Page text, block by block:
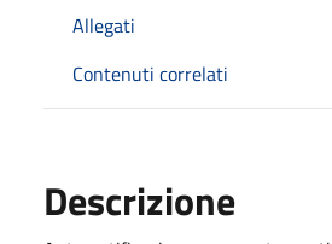
Allegati
Contenuti correlati
Descrizione